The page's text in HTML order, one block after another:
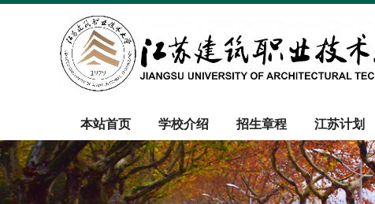
本站首页 学校介绍 招生章程 江苏计划